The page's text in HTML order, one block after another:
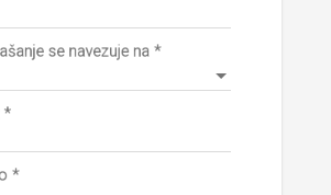
se navezuje na*
*
*